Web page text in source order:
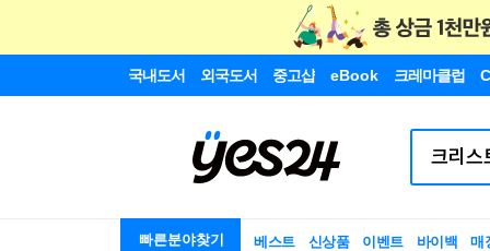
국내도서 외국도서 중고샵 eBook 크레마클럽
빠른분야찾기 베스트 신상품 이벤트 바이백 매